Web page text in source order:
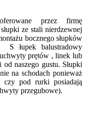
przez firmę
ze stali nierdzewnej
bocznego słupków
S łupek balustradowy
prętów , linek lub
naszego gustu. Słupki
na schodach ponieważ
pod rurki posiadają
przegubowe).